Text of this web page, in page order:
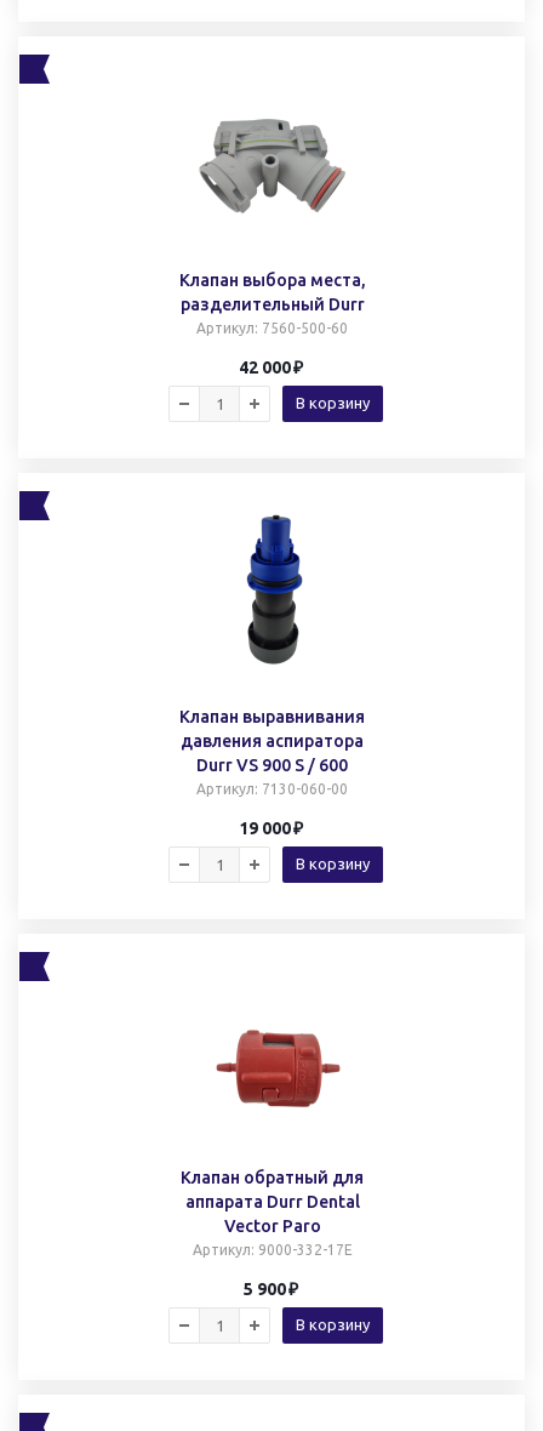
Клапан выбора места,
разделительный Durr
Артикул: 7560-500-60
42 000
В корзину
Клапан выравнивания
давления аспиратора
Durr VS 900 S / 600
Артикул: 7130-060-00
19 000
В корзину
Клапан обратный для
аппарата Durr Dental
Vector Paro
Артикул: 9000-332-17Е
5 900
В корзину